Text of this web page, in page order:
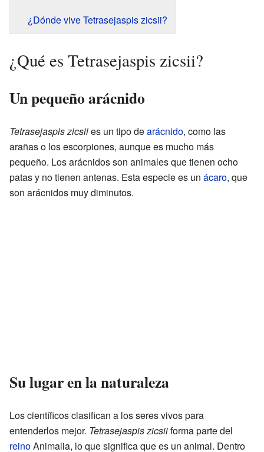
¿Dónde vive Tetrasejaspis zicsii?
¿Qué es Tetrasejaspis zicsii?
Un pequeño arácnido
Tetrasejaspis zicsiies un tipo dearácnido, como las
arañas o los escorpiones, aunque es mucho más
pequeño. Los arácnidos son animales que tienen ocho
patas y no tienen antenas. Esta especie es un ácaro, que
son arácnidos muy diminutos.
Su lugar en la naturaleza
Los científicos clasifican a los seres vivos para
entenderlos mejor. Tetrasejaspis zicsiiforma parte del
reinoAnimalia, lo que significa que es un animal. Dentro